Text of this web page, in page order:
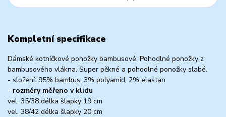
Kompletní specifikace
Dámské kotníčkové ponožky bambusové. Pohodlné ponožky z
bambusového vlákna. Super pěkné a pohodlné ponožky slabé.
- složení: 95% bambus, 3% polyamid, 2% elastan
- rozměry měřeno v klidu
vel. 35/38 délka šlapky 19 cm
vel. 38/42 délka šlapky 20 cm